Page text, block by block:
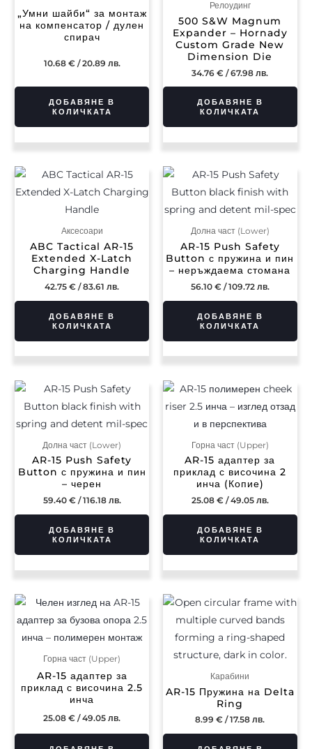
„Умни шайби“ за монтаж
на компенсатор / дулен
спирач
10.68 €/ 20.89 лв.
ДОБАВЯНЕ В
КОЛИЧКАТА
Релоудинг
500 S&W Magnum
Expander – Hornady
Custom Grade New
Dimension Die
34.76€ / 67.98 лв.
ДОБАВЯНЕ В
КОЛИЧКАТА
Аксесоари
ABC Tactical AR-15
Extended X-Latch
Charging Handle
42.75€ / 83.61 лв.
ДОБАВЯНЕ В
КОЛИЧКАТА
Долна част (Lower)
AR-15 Push Safety
Button с пружина и пин
– неръждаема стомана
56.10 €/ 109.72 лв.
ДОБАВЯНЕ В
КОЛИЧКАТА
Долна част (Lower)
AR-15 Push Safety
Button с пружина и пин
– черен
59.40 €/ 116.18 лв.
ДОБАВЯНЕ В
КОЛИЧКАТА
Горна част (Upper)
AR-15 адаптер за
приклад с височина 2
инча (Копие)
25.08 €/ 49.05 лв.
ДОБАВЯНЕ В
КОЛИЧКАТА
Горна част (Upper)
AR-15 адаптер за
приклад с височина 2.5
инча
25.08€ / 49.05 лв.
Карабини
AR-15 Пружина на Delta
Ring
8.99€ / 17.58 лв.